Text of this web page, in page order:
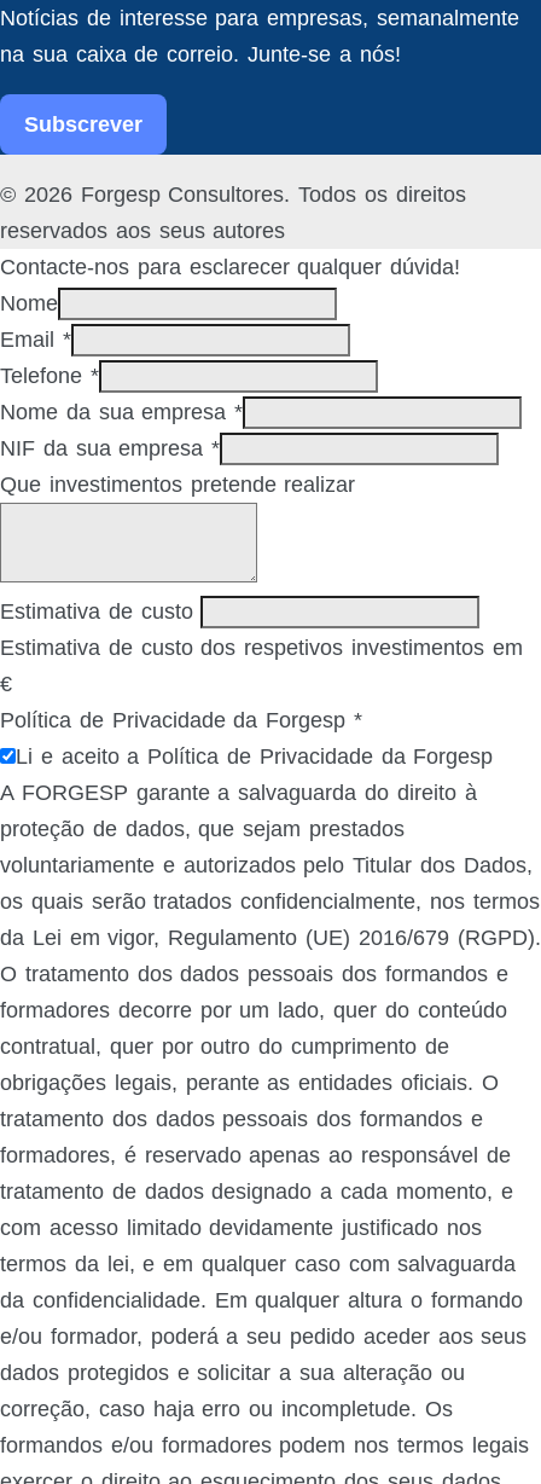
Notícias de interesse para empresas, semanalmente
na sua caixa de correio. Junte-se a nós!
Subscrever
Facebook
Linked
In
© 2026 Forgesp Consultores. Todos os direitos
reservados aos seus autores
Contacte-nos para esclarecer qualquer dúvida!
Nome
Email *
Telefone *
Nome da sua empresa*
NIF da sua empresa*
Que investimentos pretende realizar
Estimativa de custo
Estimativa de custo dos respetivos investimentos em
€
Política de Privacidade da Forgesp *
Li e aceito a Política de Privacidade da Forgesp
A FORGESP garante a salvaguarda do direito à
proteção de dados, que sejam prestados
voluntariamente e autorizados pelo Titular dos Dados,
os quais serão tratados confidencialmente, nos termos
da Lei em vigor, Regulamento (UE) 2016/679 (RGPD).
O tratamento dos dados pessoais dos formandos e
formadores decorre por um lado, quer do conteúdo
contratual, quer por outro do cumprimento de
obrigações legais, perante as entidades oficiais. O
tratamento dos dados pessoais dos formandos e
formadores, é reservado apenas ao responsável de
tratamento de dados designado a cada momento, e
com acesso limitado devidamente justificado nos
termos da lei, e em qualquer caso com salvaguarda
da confidencialidade. Em qualquer altura o formando
e/ou formador, poderá a seu pedido aceder aos seus
dados protegidos e solicitar a sua alteração ou
correção, caso haja erro ou incompletude. Os
formandos e/ou formadores podem nos termos legais